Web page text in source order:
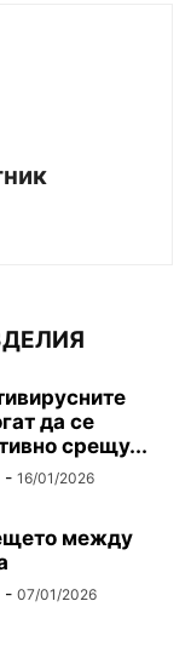
да се
срещу...
- 16/01/2026
между
- 07/01/2026